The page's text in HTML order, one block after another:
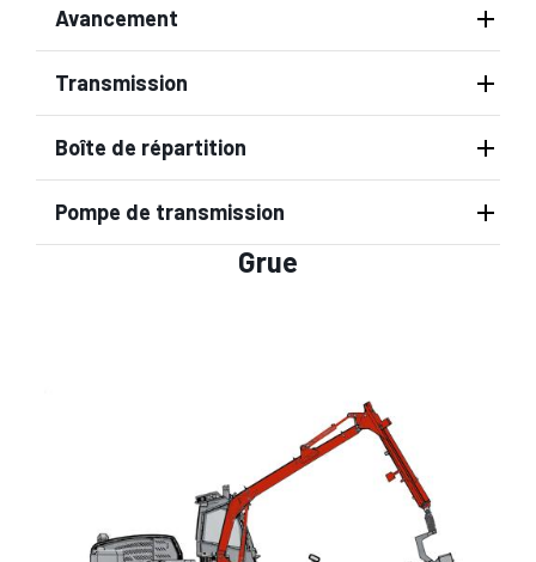
Avancement
Transmission
Boîte de répartition
Pompe de transmission
Grue